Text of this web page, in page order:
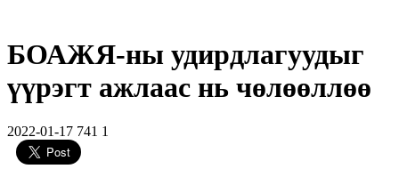
БОАЖЯ-ны удирдлагуудыг
үүрэгт ажлаас нь чөлөөллөө
2022-01-17 741 1